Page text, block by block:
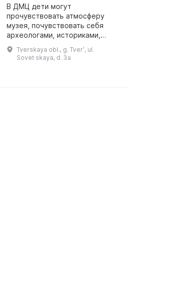
В ДМЦ дети могут
прочувствовать атмосферу
музея, почувствовать себя
археологами, историками,
культурологами и художниками.
Здесь дети открывают для себя
мир истории, искусства и
Tverskaya obl., g. Tverʹ, ul.
Sovet·skaya, d. 3a